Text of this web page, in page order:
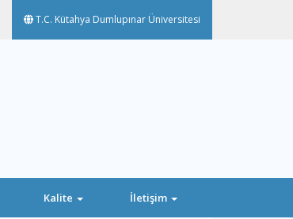
T.C. Kütahya Dumlupınar Üniversitesi
Kalite İletişim